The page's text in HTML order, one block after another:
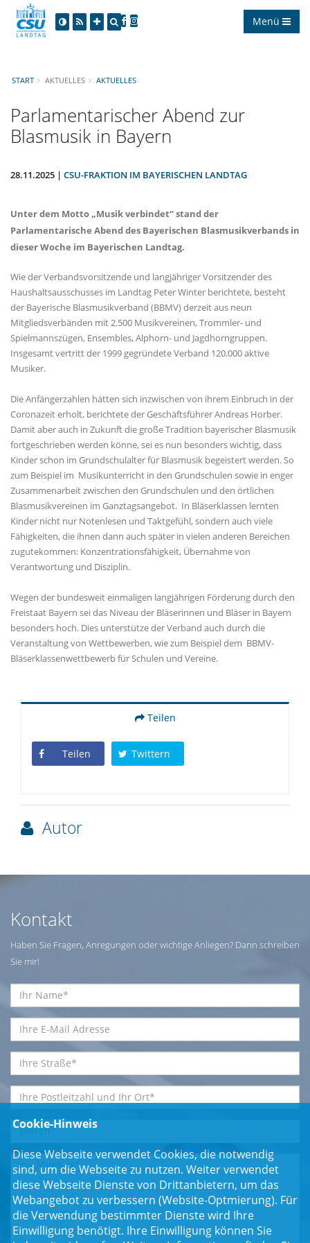
Menü
START AKTUELLES AKTUELLES
Parlamentarischer Abend zur
Blasmusik in Bayern
28.11.2025 | CSU-FRAKTION IM BAYERISCHEN LANDTAG
Unter dem Motto „Musik verbindet“ stand der
Parlamentarische Abend des Bayerischen Blasmusikverbands in
dieser Woche im Bayerischen Landtag.
Wie der Verbandsvorsitzende und langjähriger Vorsitzender des
Haushaltsausschusses im Landtag Peter Winter berichtete, besteht
der Bayerische Blasmusikverband (BBMV) derzeit aus neun
Mitgliedsverbänden mit 2.500 Musikvereinen, Trommler- und
Spielmannszügen, Ensembles, Alphorn- und Jagdhorngruppen.
Insgesamt vertritt der 1999 gegründete Verband 120.000 aktive
Musiker.
Die Anfängerzahlen hätten sich inzwischen von ihrem Einbruch in der
Coronazeit erholt, berichtete der Geschäftsführer Andreas Horber.
Damit aber auch in Zukunft die große Tradition bayerischer Blasmusik
fortgeschrieben werden könne, sei es nun besonders wichtig, dass
Kinder schon im Grundschulalter für Blasmusik begeistert werden. So
zum Beispiel im Musikunterricht in den Grundschulen sowie in enger
Zusammenarbeit zwischen den Grundschulen und den örtlichen
Blasmusikvereinen im Ganztagsangebot. In Bläserklassen lernten
Kinder nicht nur Notenlesen und Taktgefühl, sondern auch viele
Fähigkeiten, die ihnen dann auch später in vielen anderen Bereichen
zugutekommen: Konzentrationsfähigkeit, Übernahme von
Verantwortung und Disziplin.
Wegen der bundesweit einmaligen langjährigen Förderung durch den
Freistaat Bayern sei das Niveau der Bläserinnen und Bläser in Bayern
besonders hoch. Dies unterstütze der Verband auch durch die
Veranstaltung von Wettbewerben, wie zum Beispiel dem BBMV-
Bläserklassenwettbewerb für Schulen und Vereine.
Teilen
Teilen Twittern
Autor
Kontakt
Haben Sie Fragen, Anregungen oder wichtige Anliegen? Dann schreiben
Sie mir!
Cookie-Hinweis
Diese Webseite verwendet Cookies, die notwendig
sind, um die Webseite zu nutzen. Weiter verwendet
diese Webseite Dienste von Drittanbietern, um das
Webangebot zu verbessern (Website-Optmierung). Für
die Verwendung bestimmter Dienste wird Ihre
Einwilligung benötigt. Ihre Einwilligung können Sie